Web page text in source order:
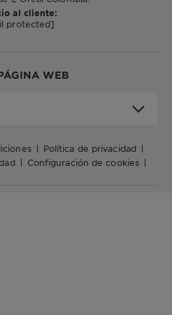
WEB
política de privacidad
configuración de cookies
al cliente:
protected]